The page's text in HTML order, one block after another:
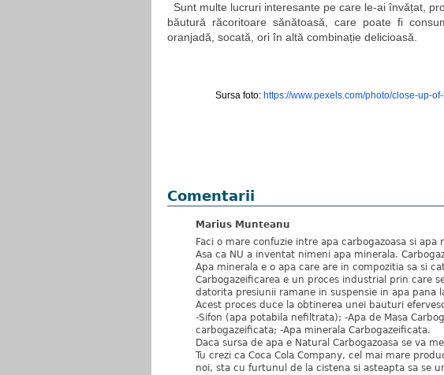
Sunt multe lucruri interesante pe care le-ai învățat,
băutură răcoritoare sănătoasă, care poate fi
oranjadă, socată, ori în altă combinație delicioasă.
Sursa foto: https://www.pexels.com/photo/close-up-
Comentarii
Marius Munteanu
Faci o mare confuzie intre apa carbogazoasa si apa
Asa ca NU a inventat nimeni apa minerala.
Apa minerala e o apa care are in compozitia sa si
Carbogazeificarea e un proces industrial prin care
datorita presiunii ramane in suspensie in apa pana
Acest proces duce la obtinerea unei bauturi
-Sifon (apa potabila nefiltrata); -Apa de Masa
carbogazeificata; -Apa minerala Carbogazeificata.
Daca sursa de apa e Natural Carbogazoasa se va
Tu crezi ca Coca Cola Company, cel mai mare
noi, sta cu furtunul de la cistena si asteapta sa se